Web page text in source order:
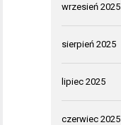
wrzesień 2025
sierpień 2025
lipiec 2025
czerwiec 2025